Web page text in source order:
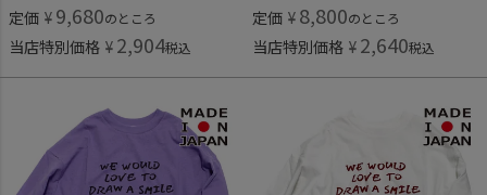
定価 ¥ 9,680のところ
当店特別価格 ¥ 2,904税込
定価 ¥ 8,800のところ
当店特別価格 ¥ 2,640税込